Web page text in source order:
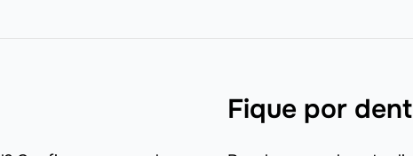
Fique por